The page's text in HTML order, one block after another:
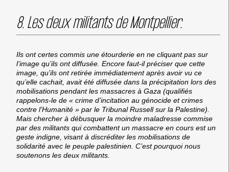
8. Les deux militants de Montpellier.
Ils ont certes commis une étourderie en ne cliquant pas sur
l’image qu’ils ont diffusée. Encore faut-il préciser que cette
image, qu’ils ont retirée immédiatement après avoir vu ce
qu’elle cachait, avait été diffusée dans la précipitation lors des
mobilisations pendant les massacres à Gaza (qualifiés
rappelons-le de « crime d’incitation au génocide et crimes
contre l’Humanité » par le Tribunal Russell sur la Palestine).
Mais chercher à débusquer la moindre maladresse commise
par des militants qui combattent un massacre en cours est un
geste indigne, visant à discréditer les mobilisations de
solidarité avec le peuple palestinien. C’est pourquoi nous
soutenons les deux militants.